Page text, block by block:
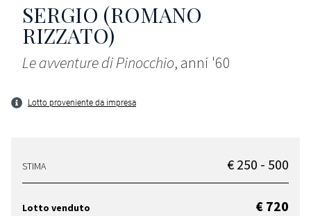
SERGIO (ROMANO
RIZZATO)
Le avventure di Pinocchio, anni '60
Lotto proveniente da impresa
STIMA € 250 - 500
Lotto venduto € 720